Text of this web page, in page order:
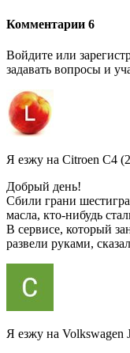
Комментарии 6
Войдите или
задавать вопросы и
Я езжу на Citroen C4
Добрый день!
Сбили грани
масла, кто-нибудь
В сервисе, который
развели руками,
Я езжу на Volkswagen